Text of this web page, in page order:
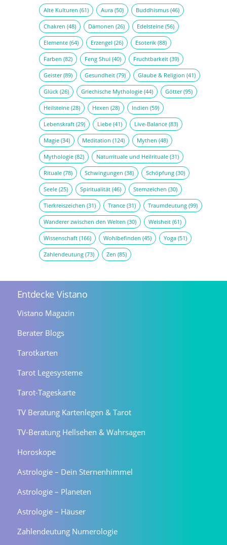
Alte Kulturen (61) Aura(50) Buddhismus(46)
Chakren (48) Dämonen (26) Edelsteine(56)
Elemente(64) Erzengel (26) Esoterik(88)
Farben (82) Feng Shui (40) Fruchtbarkeit(39)
Geister(89) Gesundheit(79) Glaube & Religion (41)
Glück(26) Griechische Mythologie(44) Götter(95)
Heilsteine(28) Hexen (28) Indien (59)
Lebenskraft(29) Liebe(41) Live-Balance(83)
Magie(34) Meditation (124) Mythen (48)
Mythologie(82) Naturrituale und Heilrituale(31)
Rituale(78) Schwingungen (38) Schöpfung(30)
Seele(25) Spiritualität(46) Sternzeichen (30)
Tierkreiszeichen (31) Trance(31) Traumdeutung(99)
Wanderer zwischen den Welten (30) Weisheit(61)
Wissenschaft(166) Wohlbefinden (45) Yoga(51)
Zahlendeutung(73) Zen (85)
Entdecke Vistano
Vistano Magazin
Berater Blogs
Tarotkarten
Tarot Legesysteme
Tarot-Tageskarte
TV Beratung Kartenlegen & Tarot
TV-Beratung Hellsehen & Wahrsagen
Horoskope
Astrologie – Dein Sternenhimmel
Astrologie – Planeten
Astrologie – Häuser
Zahlendeutung Numerologie